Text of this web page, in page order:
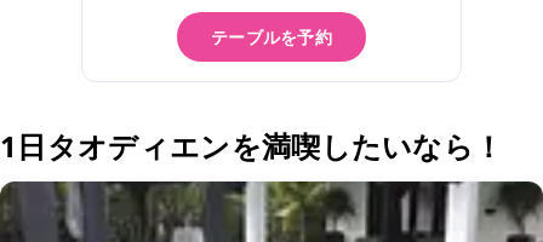
テーブルを予約
1日タオディエンを満喫したいなら！